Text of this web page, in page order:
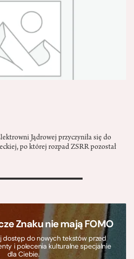
Jądrowej przyczyniła się do
po której rozpad ZSRR pozostał
Znaku nie mają FOMO
dostęp do nowych tekstów przed
i polecenia kulturalne specjalnie
dla Ciebie.